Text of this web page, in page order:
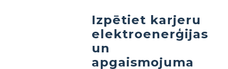
Izpētiet karjeru
elektroenerģijas
un
apgaismojuma